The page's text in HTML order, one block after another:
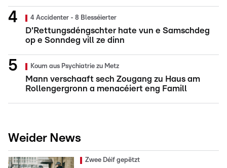
4 Accidenter - 8 Blesséierter
D'Rettungsdéngschter hate vun e Samschdeg
op e Sonndeg vill ze dinn
Koum aus Psychiatrie zu Metz
Mann verschaaft sech Zougang zu Haus am
Rollengergronn a menacéiert eng Famill
Weider News
Zwee Déif gepëtzt